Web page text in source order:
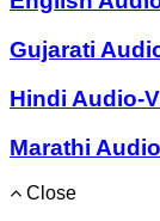
Gujarati
Hindi Audio-
Marathi
Close